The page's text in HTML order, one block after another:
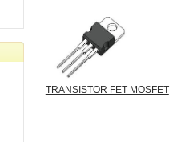
TRANSISTOR FET MOSFET